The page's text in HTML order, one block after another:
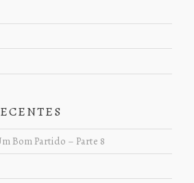
Bom Partido – Parte 8